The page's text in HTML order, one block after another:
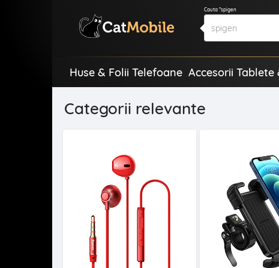
Cauta "spigen
Huse & Folii Telefoane Accesorii
Categorii relevante